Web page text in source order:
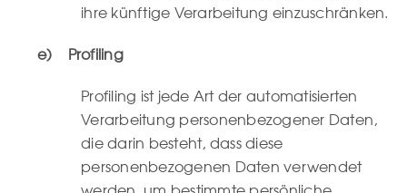
ihre künftige Verarbeitung einzuschränken.
e) Profiling
Profiling ist jede Art der automatisierten
Verarbeitung personenbezogener Daten,
die darin besteht, dass diese
personenbezogenen Daten verwendet